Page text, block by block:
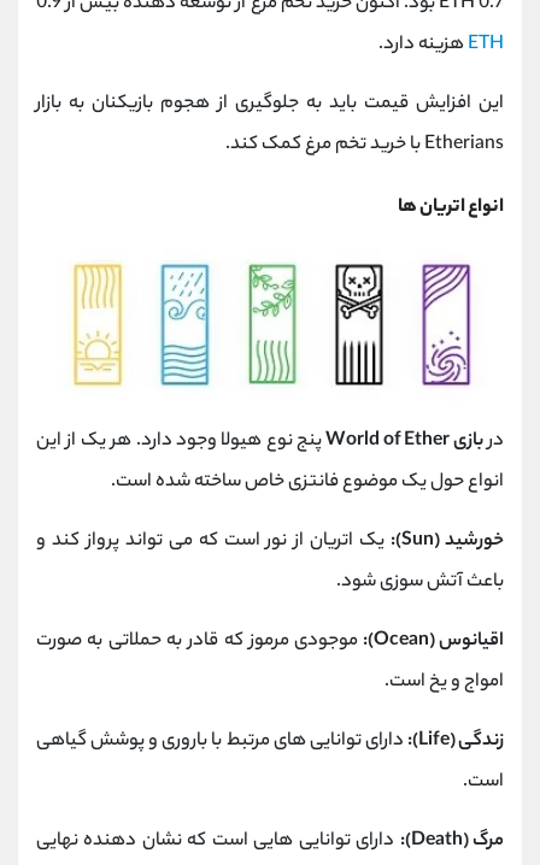
ETHهزینه دارد.
این افزایش قیمت باید به جلوگیری از هجوم بازیکنان به بازار
Etherians با خرید تخم مرغ کمک کند.
انواع اتریان ها
دربازی World of Ether
پنج نوع هیولا وجود دارد. هر یک از این
انواع حول یک موضوع فانتزی خاص ساخته شده است.
خورشید (Sun):
یک اتریان از نور است که می تواند پرواز کند و
باعث آتش سوزی شود.
اقیانوس (Ocean):
موجودی مرموز که قادر به حملاتی به صورت
امواج و یخ است.
زندگی (Life):
دارای توانایی های مرتبط با باروری و پوشش گیاهی
است.
مرگ (Death):
دارای توانایی هایی است که نشان دهنده نهایی